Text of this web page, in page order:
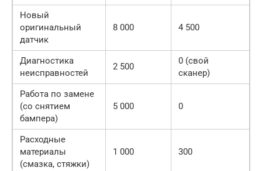
Новый
оригинальный
датчик
8 000 4 500
Диагностика
неисправностей
2 500
0 (свой
сканер)
Работа по замене
(со снятием
бампера)
5 000 0
Расходные
материалы
(смазка, стяжки)
1 000 300